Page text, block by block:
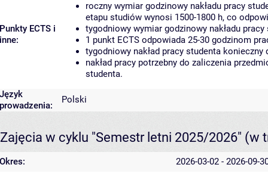
Punkty ECTS i
inne:
roczny wymiar godzinowy nakładu pracy
etapu studiów wynosi 1500-1800 h, co
tygodniowy wymiar godzinowy nakładu
1 punkt ECTS odpowiada 25-30 godzinom
tygodniowy nakład pracy studenta
nakład pracy potrzebny do zaliczenia
studenta.
Język
prowadzenia:
Polski
Zajęcia w cyklu "Semestr letni 2025/2026" (w
Okres: 2026-03-02 - 2026-09-